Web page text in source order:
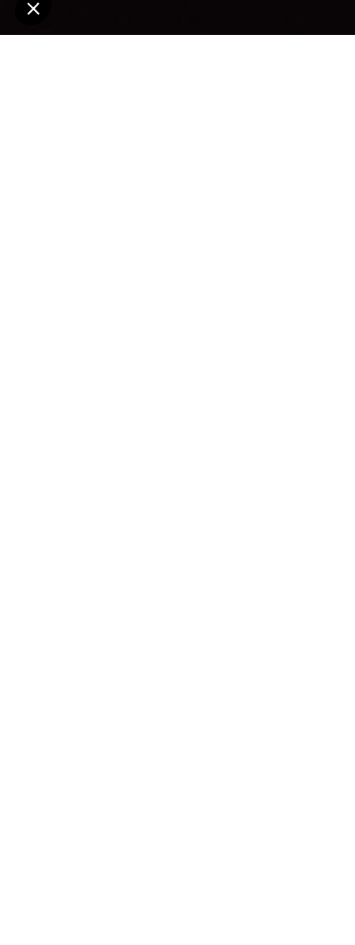
Our platform empowers you to tailor and manage your privacy